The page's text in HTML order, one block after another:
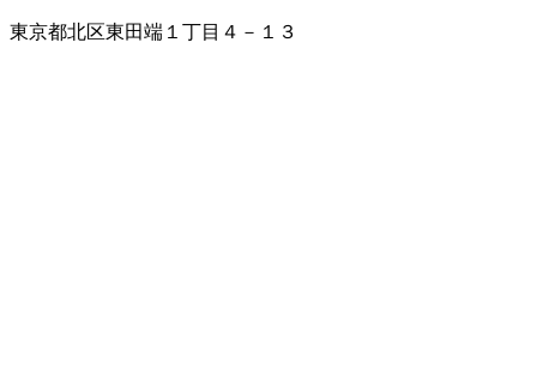
東京都北区東田端１丁目４－１３